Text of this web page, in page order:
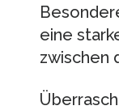
eine
zwischen